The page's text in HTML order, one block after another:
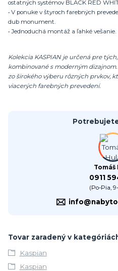
ostatných systémov BLACK RED
• V ponuke v štyroch farebných
dub monument.
• Jednoduchá montáž a ľahké vešanie.
Kolekcia KASPIAN je určená pre
kombinované s moderným
zo širokého výberu rôzných prvkov,
viacerých farebných prevedení.
Tomáš
0911
(Po-Pia,
Tovar zaradený v
Kaspian
Kaspian